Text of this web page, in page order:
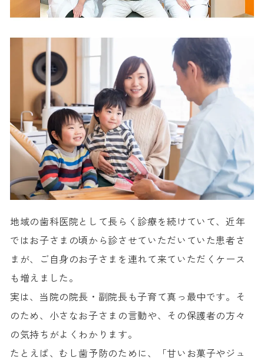
地域の歯科医院として長らく診療を続けていて、近年
ではお子さまの頃から診させていただいていた患者さ
まが、ご自身のお子さまを連れて来ていただくケース
も増えました。
実は、当院の院長・副院長も子育て真っ最中です。そ
のため、小さなお子さまの言動や、その保護者の方々
の気持ちがよくわかります。
たとえば、むし歯予防のために、「甘いお菓子やジュ